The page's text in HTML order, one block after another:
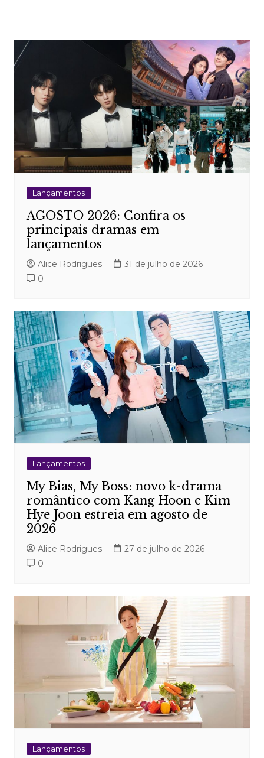
Lançamentos
AGOSTO 2026: Confira os
principais dramas em
lançamentos
Alice Rodrigues
31 de julho de 2026
0
Lançamentos
My Bias, My Boss: novo k-drama
romântico com Kang Hoon e Kim
Hye Joon estreia em agosto de
2026
Alice Rodrigues
27 de julho de 2026
0
Lançamentos